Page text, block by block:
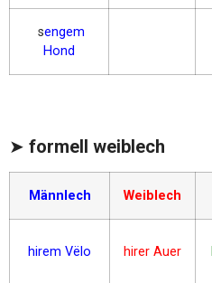
sengem
Hond
➤ formell weiblech
Männlech Weiblech
hirem Vëlo hirer Auer